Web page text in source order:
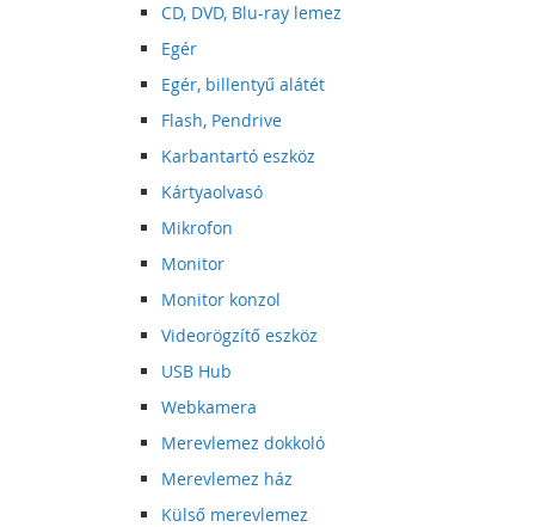
CD, DVD, Blu-ray lemez
Egér
Egér, billentyű alátét
Flash, Pendrive
Karbantartó eszköz
Kártyaolvasó
Mikrofon
Monitor
Monitor konzol
Videorögzítő eszköz
USB Hub
Webkamera
Merevlemez dokkoló
Merevlemez ház
Külső merevlemez